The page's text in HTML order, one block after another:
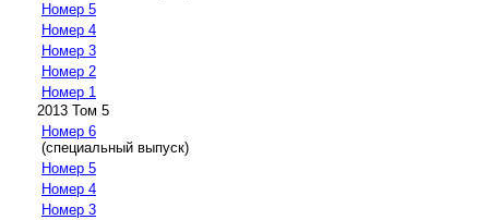
Номер 5
Номер 4
Номер 3
Номер 2
Номер 1
2013 Том 5
Номер 6
(специальный выпуск)
Номер 5
Номер 4
Номер 3